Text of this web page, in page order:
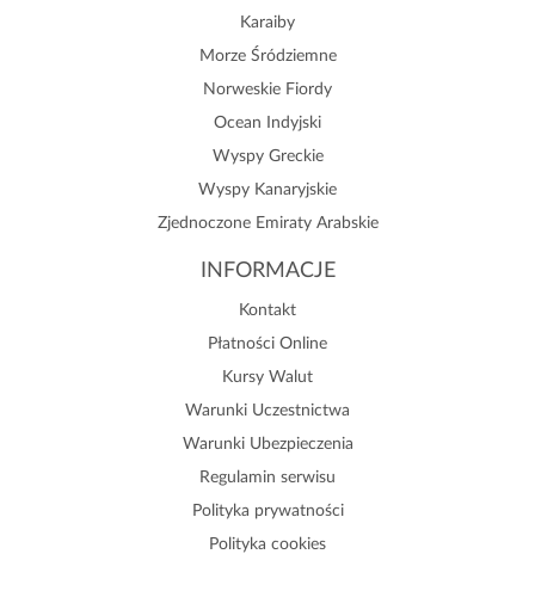
Karaiby
Morze Śródziemne
Norweskie Fiordy
Ocean Indyjski
Wyspy Greckie
Wyspy Kanaryjskie
Zjednoczone Emiraty Arabskie
INFORMACJE
Kontakt
Płatności Online
Kursy Walut
Warunki Uczestnictwa
Warunki Ubezpieczenia
Regulamin serwisu
Polityka prywatności
Polityka cookies